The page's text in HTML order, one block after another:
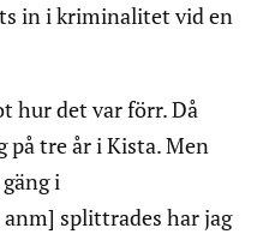
in i kriminalitet vid en
hur det var förr. Då
på tre år i Kista. Men
i
splittrades har jag